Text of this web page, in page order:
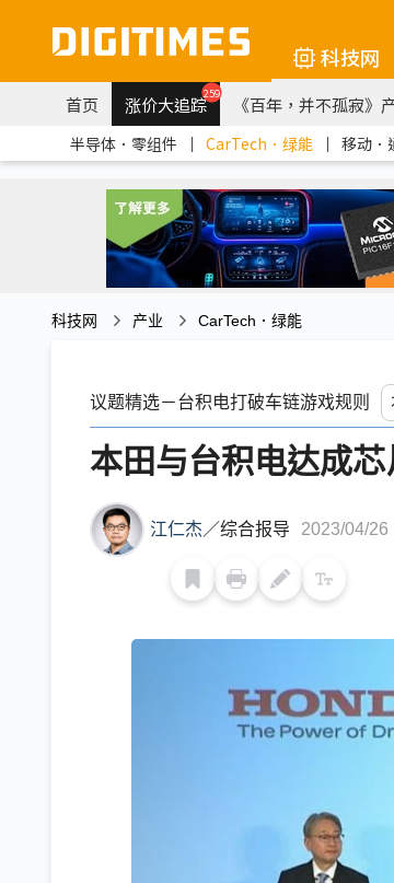
科技网
首页 涨价大追踪259 《百年，并不孤寂》
半导体．零组件 ｜ CarTech．绿能 ｜ 移动．
科技网 产业 CarTech．绿能
议题精选－台积电打破车链游戏规则
本田与台积电达成
江仁杰 ／综合报导 2023/04/26